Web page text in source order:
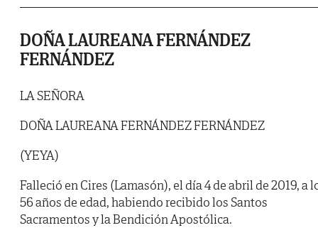
DOÑA LAUREANA FERNÁNDEZ
FERNÁNDEZ
LA SEÑORA
DOÑA LAUREANA FERNÁNDEZ FERNÁNDEZ
(YEYA)
Falleció en Cires (Lamasón), el día 4 de abril de 2019, a
56 años de edad, habiendo recibido los Santos
Sacramentos y la Bendición Apostólica.